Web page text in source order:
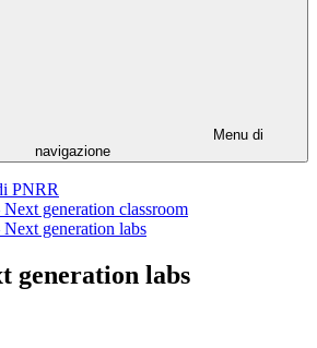
Menu di
navigazione
PNRR
generation classroom
generation labs
generation labs